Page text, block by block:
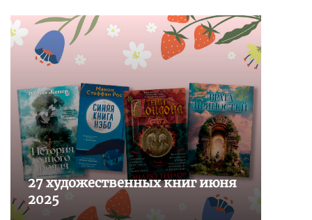
27 художественных книг июня
2025